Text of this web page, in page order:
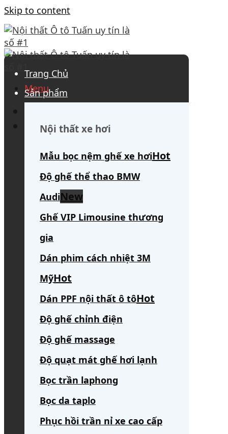
Skip to content
Menu
Search for:
Trang Chủ
Sản phẩm
Nội thất xe hơi
Mẫu bọc nệm ghế xe hơi
Độ ghế thể thao BMW
Audi
Ghế VIP Limousine thương
gia
Dán phim cách nhiệt 3M
Mỹ
Dán PPF nội thất ô tô
Độ ghế chỉnh điện
Độ ghế massage
Độ quạt mát ghế hơi lạnh
Bọc trần laphong
Bọc da taplo
Phục hồi trần nỉ xe cao cấp